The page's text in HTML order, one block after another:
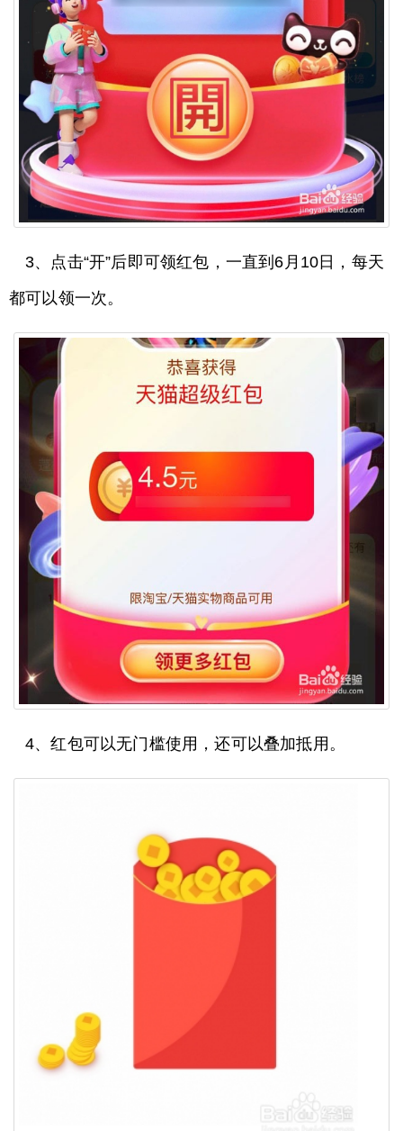
3、点击“开”后即可领红包，一直到6月10日，每天
都可以领一次。
4、红包可以无门槛使用，还可以叠加抵用。